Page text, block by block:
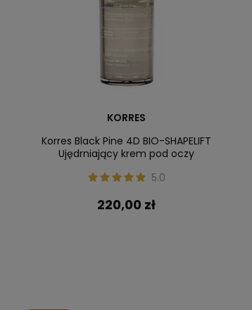
KORRES
Korres Black Pine 4D BIO-SHAPELIFT
Ujędrniający krem pod oczy
5.0
220,00 zł